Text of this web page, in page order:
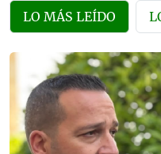
LO MÁS LEÍDO